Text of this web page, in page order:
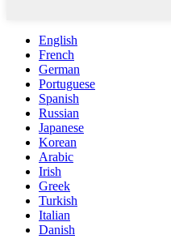
English
French
German
Portuguese
Spanish
Russian
Japanese
Korean
Arabic
Irish
Greek
Turkish
Italian
Danish